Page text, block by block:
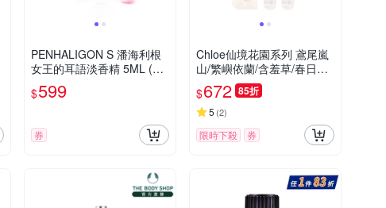
PENHALIGON S 潘海利根
女王的耳語淡香精 5ML (平
行輸入)
$599
券
Chloe仙境花園系列 鳶尾嵐
山/繁嶼依蘭/含羞草/春日水
仙/薰衣草/木蘭詩語/檀木夜
旅/微醺芙蓉/煙雨茉莉/北國
雪松 淡香精 4ml小香2入組
任選賣場
$672 85折
5 (2)
限時下殺 券